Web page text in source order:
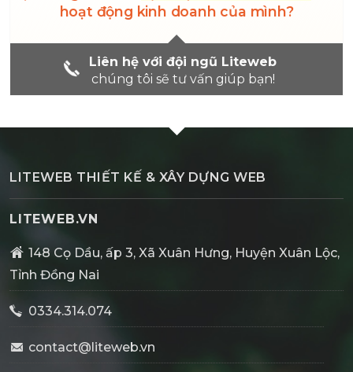
hoạt động kinh doanh của mình?
Liên hệ với đội ngũ Liteweb
chúng tôi sẽ tư vấn giúp bạn!
LITEWEB THIẾT KẾ & XÂY DỰNG WEB
LITEWEB.VN
148 Cọ Dầu, ấp 3, Xã Xuân Hưng, Huyện Xuân Lộc,
Tỉnh Đồng Nai
0334.314.074
contact@liteweb.vn